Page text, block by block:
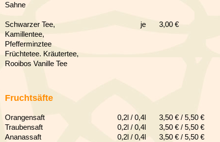
Sahne
Schwarzer Tee,
Kamillentee,
Pfefferminztee
je 3,00 €
Früchtetee. Kräutertee,
Rooibos Vanille Tee
Fruchtsäfte
Orangensaft 0,2l / 0,4l
3,50 € / 5,50 €
Traubensaft
0,2l / 0,4l
3,50 € / 5,50 €
Ananassaft
0,2l / 0,4l
3,50 € / 5,50 €